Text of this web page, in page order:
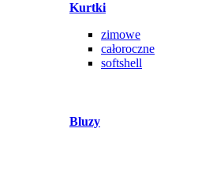
Kurtki
zimowe
całoroczne
softshell
Bluzy